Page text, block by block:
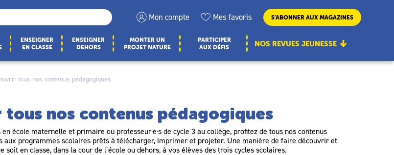
Mon compte Mes favoris S’ABONNER AUX MAGAZINES
ENSEIGNER
EN CLASSE
ENSEIGNER
DEHORS
MONTER UN
PROJET NATURE
PARTICIPER
AUX DÉFIS
NOS REVUES JEUNESSE
tous nos contenus pédagogiques
tous nos contenus pédagogiques
en école maternelle et primaire ou professeur·e·s de cycle 3 au collège, profitez de tous nos contenus
aux programmes scolaires prêts à télécharger, imprimer et projeter. Une manière de faire découvrir et
soit en classe, dans la cour de l’école ou dehors, à vos élèves des trois cycles scolaires.